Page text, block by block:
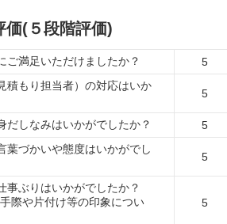
価(５段階評価)
満足いただけましたか？
5
もり担当者）の対応はいか
5
しなみはいかがでしたか？
5
づかいや態度はいかがでし
5
ぶりはいかがでしたか？
際や片付け等の印象につい
5